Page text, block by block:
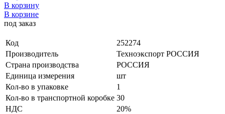
В корзину
В корзине
под заказ
Код
252274
Производитель
Техноэкспорт РОССИЯ
Страна производства
РОССИЯ
Единица измерения
шт
Кол-во в упаковке
1
Кол-во в транспортной коробке 30
НДС
20%